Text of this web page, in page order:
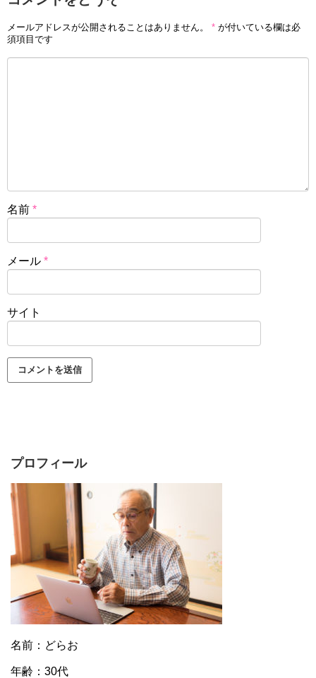
メールアドレスが公開されることはありません。 * が付いている欄は必
須項目です
名前 *
メール *
サイト
プロフィール
名前：どらお
年齢：30代